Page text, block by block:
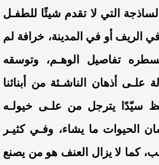
التي لا تقدم شيئًا للطفـل
الريف أو في المدينة، خرافة لم
تفاصيل الوهـم، وتوسقه
علـى أذهان الناشـئة من أبنائنا
سيّدًا يترجل من علـى خيولـه
الحيوات ما يشاء، وفـي كثيـر
كما لا يزال العنف هو من يصنع